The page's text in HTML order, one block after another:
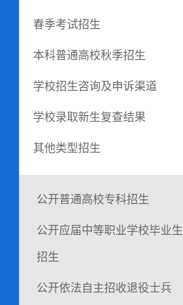
春季考试招生
本科普通高校秋季招生
学校招生咨询及申诉渠道
学校录取新生复查结果
其他类型招生
公开普通高校专科招生
公开应届中等职业学校毕业生
招生
公开依法自主招收退役士兵